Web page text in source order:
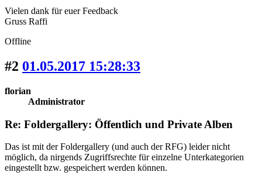
Vielen dank für euer Feedback
Gruss Raffi
Offline
#2 01.05.2017 15:28:33
florian
Administrator
Re: Foldergallery: Öffentlich und Private Alben
Das ist mit der Foldergallery (und auch der RFG) leider nicht
möglich, da nirgends Zugriffsrechte für einzelne Unterkategorien
eingestellt bzw. gespeichert werden können.